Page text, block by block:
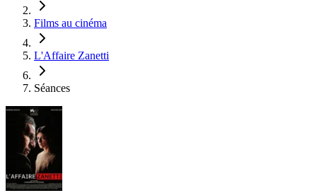
Films au cinéma
L'Affaire Zanetti
Séances